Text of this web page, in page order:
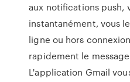
aux notifications push,
instantanément, vous
ligne ou hors
rapidement le
L'application Gmail